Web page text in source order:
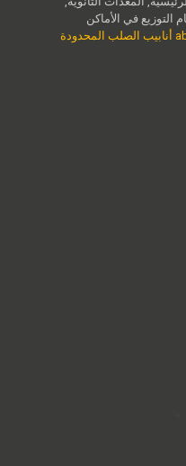
التوزيع في الأماكن